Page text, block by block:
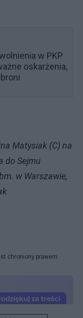
w PKP
oskarżenia,
Matysiak (C) na
do Sejmu
w Warszawie,
chroniony prawem